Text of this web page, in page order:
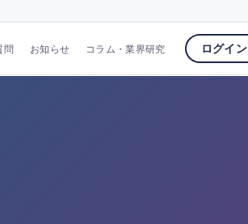
問 お知らせ コラム・業界研究 ログイン